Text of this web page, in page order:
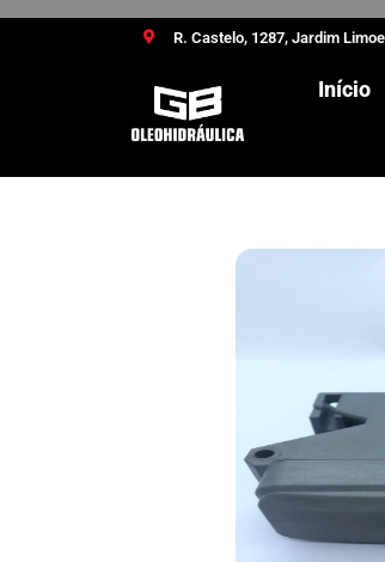
R. Castelo, 1287, Jardim
Início